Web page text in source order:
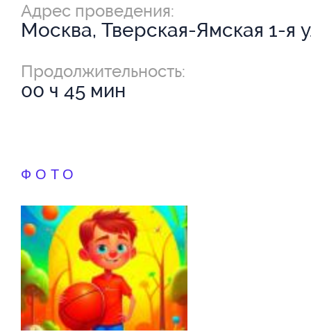
Адрес проведения:
Москва, Тверская-Ямская 1-я
Продолжительность:
00 ч 45 мин
ФОТО